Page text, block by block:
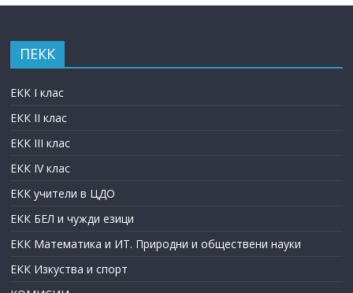
ПЕКК
ЕКК I клас
ЕКК II клас
ЕКК III клас
ЕКК IV клас
ЕКК учители в ЦДО
ЕКК БЕЛ и чужди езици
ЕКК Математика и ИТ. Природни и обществени науки
ЕКК Изкуства и спорт